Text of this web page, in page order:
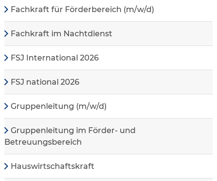
Fachkraft für Förderbereich (m/w/d)
Fachkraft im Nachtdienst
FSJ International 2026
FSJ national 2026
Gruppenleitung (m/w/d)
Gruppenleitung im Förder- und
Betreuungsbereich
Hauswirtschaftskraft